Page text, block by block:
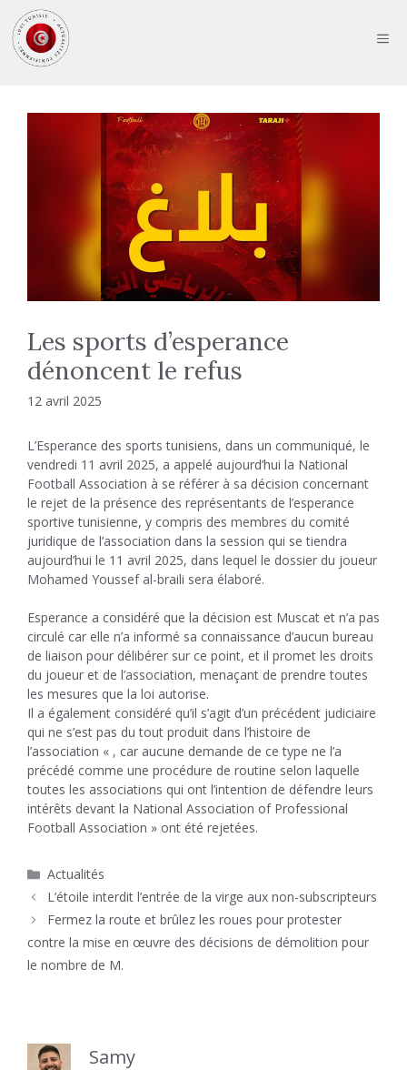
au
contenu
Les sports d’esperance
dénoncent le refus
12 avril 2025
L’Esperance des sports tunisiens, dans un communiqué, le
vendredi 11 avril 2025, a appelé aujourd’hui la National
Football Association à se référer à sa décision concernant
le rejet de la présence des représentants de l’esperance
sportive tunisienne, y compris des membres du comité
juridique de l’association dans la session qui se tiendra
aujourd’hui le 11 avril 2025, dans lequel le dossier du joueur
Mohamed Youssef al-braili sera élaboré.
Esperance a considéré que la décision est Muscat et n’a pas
circulé car elle n’a informé sa connaissance d’aucun bureau
de liaison pour délibérer sur ce point, et il promet les droits
du joueur et de l’association, menaçant de prendre toutes
les mesures que la loi autorise.
Il a également considéré qu’il s’agit d’un précédent judiciaire
qui ne s’est pas du tout produit dans l’histoire de
l’association « , car aucune demande de ce type ne l’a
précédé comme une procédure de routine selon laquelle
toutes les associations qui ont l’intention de défendre leurs
intérêts devant la National Association of Professional
Football Association » ont été rejetées.
Catégories
Actualités
L’étoile interdit l’entrée de la virge aux non-subscripteurs
Fermez la route et brûlez les roues pour protester
contre la mise en œuvre des décisions de démolition pour
le nombre de M.
Samy